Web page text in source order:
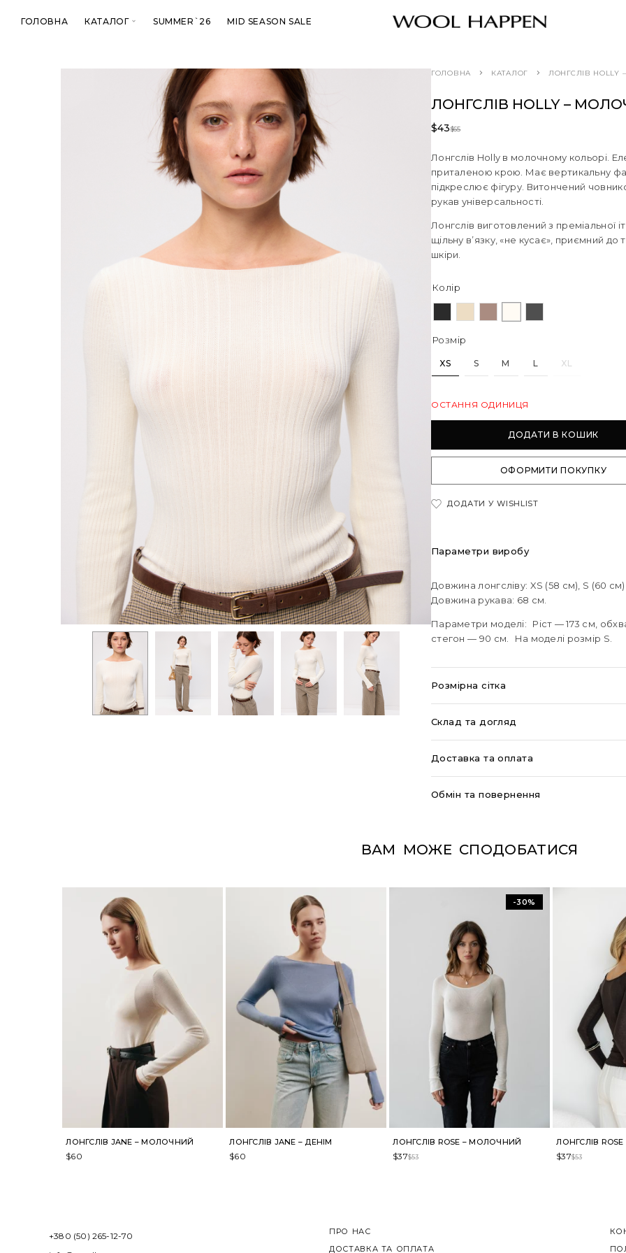
ГОЛОВНА КАТАЛОГ SUMMER`26 MID SEASON SALE
ГОЛОВНА КАТАЛОГ ЛОНГСЛІВ
ЛОНГСЛІВ HOLLY –
$65
$43
Лонгслів Holly в молочному кольорі.
приталеною крою. Має вертикальну
підкреслює фігуру. Витончений
рукав універсальності.
Лонгслів виготовлений з преміальної
щільну в’язку, «не кусає», приємний до
шкіри.
Колір
Розмір
XS S M L XL
ОСТАННЯ ОДИНИЦЯ
ДОДАТИ В КОШИК
ОФОРМИТИ ПОКУПКУ
ДОДАТИ У WISHLIST
Параметри виробу
Довжина лонгсліву: XS (58 см), S (60
Довжина рукава: 68 см.
Параметри моделі: Ріст — 173 см,
стегон — 90 см. На моделі розмір S.
Розмірна сітка
Склад та догляд
Доставка та оплата
Обмін та повернення
ВАМ МОЖЕ СПОДОБАТИСЯ
ЛОНГСЛІВ JANE – МОЛОЧНИЙ
$60
ЛОНГСЛІВ JANE – ДЕНІМ
$60
-30%
ЛОНГСЛІВ ROSE – МОЛОЧНИЙ
$53
$37
ЛОНГСЛІВ
$53
$37
+380 (50) 265-12-70
ПРО НАС
ДОСТАВКА ТА ОПЛАТА